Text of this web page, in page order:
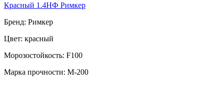
Красный 1.4НФ Римкер
Бренд: Римкер
Цвет: красный
Морозостойкость: F100
Марка прочности: М-200